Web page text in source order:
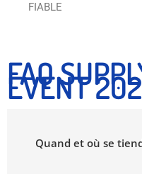
FIABLE
FAQ
EVENT
Quand et où se